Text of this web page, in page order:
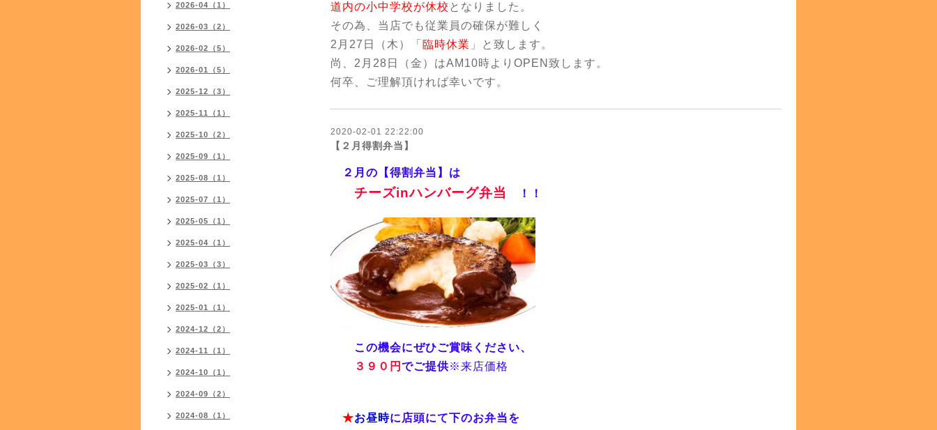
道内の小中学校が休校 となりました。
その為、当店でも従業員の確保が難しく
2月27日（木）「 臨時休業 」と致します。
尚、2月28日（金）はAM10時よりOPEN致します。
何卒、ご理解頂ければ幸いです。
2020-02-01 22:22:00
【２月得割弁当】
２ 月の【得割弁当】は
チーズinハンバーグ弁当 ！！
この機会にぜひご賞味ください、
３９０円 でご提供※来店価格
★お昼時に店頭にて下のお弁当を
2026-04（1）
2026-03（2）
2026-02（5）
2026-01（5）
2025-12（3）
2025-11（1）
2025-10（2）
2025-09（1）
2025-08（1）
2025-07（1）
2025-05（1）
2025-04（1）
2025-03（3）
2025-02（1）
2025-01（1）
2024-12（2）
2024-11（1）
2024-10（1）
2024-09（2）
2024-08（1）